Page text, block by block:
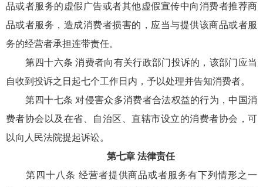
品或者服务的虚假广告或者其他虚假宣传中向消费者推荐商
品或者服务，造成消费者损害的，应当与提供该商品或者服
务的经营者承担连带责任。
第四十六条 消费者向有关行政部门投诉的，该部门应当
自收到投诉之日起七个工作日内，予以处理并告知消费者。
第四十七条 对侵害众多消费者合法权益的行为，中国消
费者协会以及在省、自治区、直辖市设立的消费者协会，可
以向人民法院提起诉讼。
第七章 法律责任
第四十八条 经营者提供商品或者服务有下列情形之一